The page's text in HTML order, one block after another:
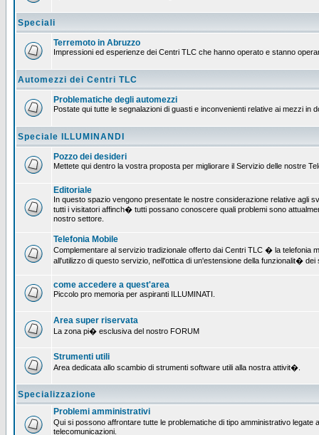
Speciali
Terremoto in Abruzzo
Impressioni ed esperienze dei Centri TLC che hanno operato e stanno
Automezzi dei Centri TLC
Problematiche degli automezzi
Postate qui tutte le segnalazioni di guasti e inconvenienti relative ai mezzi in
Speciale ILLUMINANDI
Pozzo dei desideri
Mettete qui dentro la vostra proposta per migliorare il Servizio delle nostre
Editoriale
In questo spazio vengono presentate le nostre considerazione relative agli
tutti i visitatori affinch� tutti possano conoscere quali problemi sono
nostro settore.
Telefonia Mobile
Complementare al servizio tradizionale offerto dai Centri TLC � la telefonia
all'utilizzo di questo servizio, nell'ottica di un'estensione della funzionalit�
come accedere a quest'area
Piccolo pro memoria per aspiranti ILLUMINATI.
Area super riservata
La zona pi� esclusiva del nostro FORUM
Strumenti utili
Area dedicata allo scambio di strumenti software utili alla nostra attivit�.
Specializzazione
Problemi amministrativi
Qui si possono affrontare tutte le problematiche di tipo amministrativo
telecomunicazioni.